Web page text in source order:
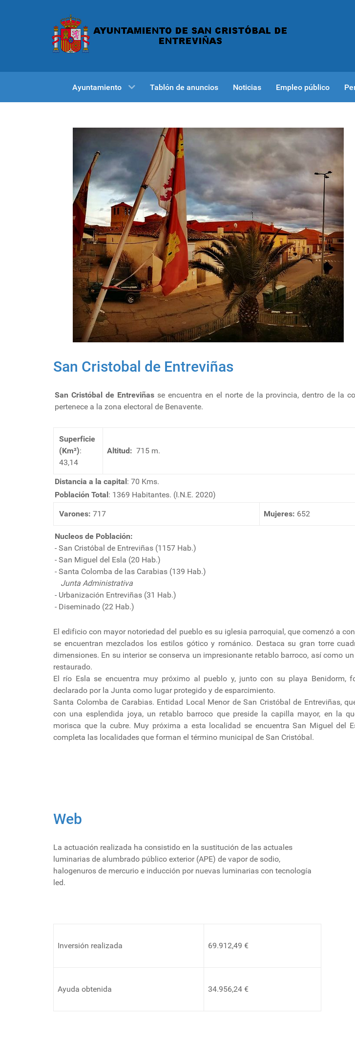
Ayuntamiento Tablón de anuncios Noticias Empleo público
San Cristobal de Entreviñas
San Cristóbal de Entreviñas se encuentra en el norte de la provincia, dentro de la
pertenece a la zona electoral de Benavente.
Superficie
(Km²):
43,14
Altitud: 715 m.
Distancia a la capital : 70 Kms.
Población Total : 1369 Habitantes. (I.N.E. 2020)
Varones: 717 Mujeres: 652
Nucleos de Población:
- San Cristóbal de Entreviñas (1157 Hab.)
- San Miguel del Esla (20 Hab.)
- Santa Colomba de las Carabias (139 Hab.)
Junta Administrativa
- Urbanización Entreviñas (31 Hab.)
- Diseminado (22 Hab.)
El edificio con mayor notoriedad del pueblo es su iglesia parroquial, que comenzó a
se encuentran mezclados los estilos gótico y románico. Destaca su gran torre
dimensiones. En su interior se conserva un impresionante retablo barroco, así como
restaurado.
El río Esla se encuentra muy próximo al pueblo y, junto con su playa Benidorm,
declarado por la Junta como lugar protegido y de esparcimiento.
Santa Colomba de Carabias. Entidad Local Menor de San Cristóbal de Entreviñas,
con una esplendida joya, un retablo barroco que preside la capilla mayor, en la
morisca que la cubre. Muy próxima a esta localidad se encuentra San Miguel del
completa las localidades que forman el término municipal de San Cristóbal.
Web
La actuación realizada ha consistido en la sustitución de las actuales
luminarias de alumbrado público exterior (APE) de vapor de sodio,
halogenuros de mercurio e inducción por nuevas luminarias con tecnología
led.
Inversión realizada 69.912,49 €
Ayuda obtenida 34.956,24 €